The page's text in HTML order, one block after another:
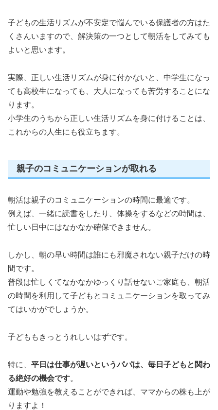
子どもの生活リズムが不安定で悩んでいる保護者の方はた
くさんいますので、解決策の一つとして朝活をしてみても
よいと思います。
実際、正しい生活リズムが身に付かないと、中学生になっ
ても高校生になっても、大人になっても苦労することにな
ります。
小学生のうちから正しい生活リズムを身に付けることは、
これからの人生にも役立ちます。
親子のコミュニケーションが取れる
朝活は親子のコミュニケーションの時間に最適です。
例えば、一緒に読書をしたり、体操をするなどの時間は、
忙しい日中にはなかなか確保できません。
しかし、朝の早い時間は誰にも邪魔されない親子だけの時
間です。
普段は忙しくてなかなかゆっくり話せないご家庭も、朝活
の時間を利用して子どもとコミュニケーションを取ってみ
てはいかがでしょうか。
子どももきっとうれしいはずです。
特に、 平日は仕事が遅いというパパは、毎日子どもと関わ
る絶好の機会です。
運動や勉強を教えることができれば、ママからの株も上が
りますよ！